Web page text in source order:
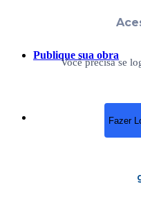
Publique sua obra
Você precisa se
Fazer